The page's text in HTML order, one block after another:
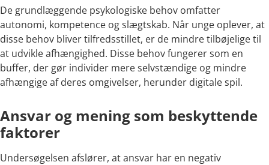
De grundlæggende psykologiske behov omfatter
autonomi, kompetence og slægtskab. Når unge oplever, at
disse behov bliver tilfredsstillet, er de mindre tilbøjelige til
at udvikle afhængighed. Disse behov fungerer som en
buffer, der gør individer mere selvstændige og mindre
afhængige af deres omgivelser, herunder digitale spil.
Ansvar og mening som beskyttende
faktorer
Undersøgelsen afslører, at ansvar har en negativ